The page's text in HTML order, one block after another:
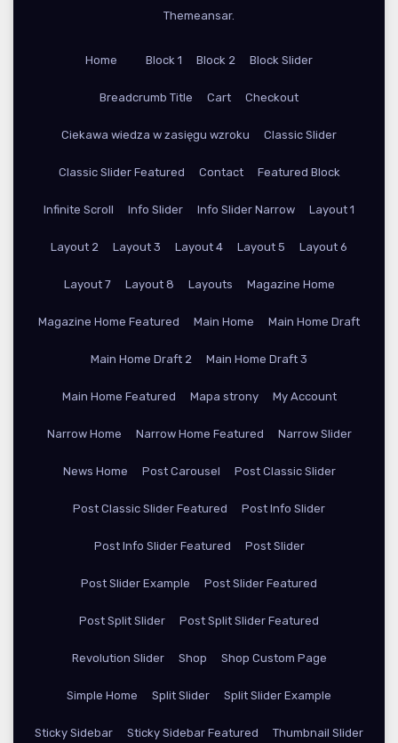
Themeansar.
Home Block 1 Block 2 Block Slider
Breadcrumb Title Cart Checkout
Ciekawa wiedza w zasięgu wzroku Classic Slider
Classic Slider Featured Contact Featured Block
Infinite Scroll Info Slider Info Slider Narrow Layout 1
Layout 2 Layout 3 Layout 4 Layout 5 Layout 6
Layout 7 Layout 8 Layouts Magazine Home
Magazine Home Featured Main Home Main Home Draft
Main Home Draft 2 Main Home Draft 3
Main Home Featured Mapa strony My Account
Narrow Home Narrow Home Featured Narrow Slider
News Home Post Carousel Post Classic Slider
Post Classic Slider Featured Post Info Slider
Post Info Slider Featured Post Slider
Post Slider Example Post Slider Featured
Post Split Slider Post Split Slider Featured
Revolution Slider Shop Shop Custom Page
Simple Home Split Slider Split Slider Example
Sticky Sidebar Sticky Sidebar Featured Thumbnail Slider